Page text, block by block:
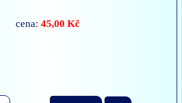
cena:45,00 Kč